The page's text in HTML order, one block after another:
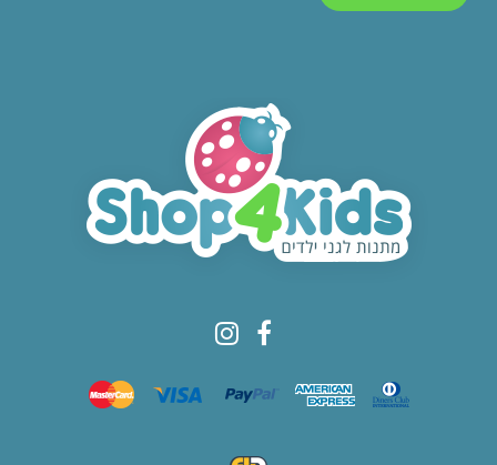
© All rights reserved to Shop4kids